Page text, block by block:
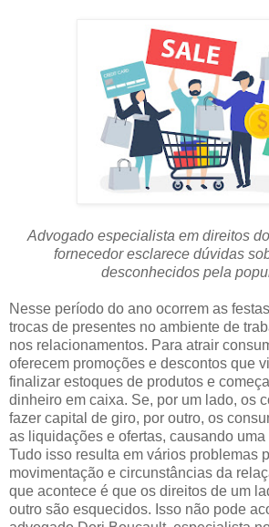
Advogado especialista em direitos
fornecedor esclarece dúvidas
desconhecidos pela
Nesse período do ano ocorrem as
trocas de presentes no ambiente de
nos relacionamentos. Para atrair
oferecem promoções e descontos que
finalizar estoques de produtos e
dinheiro em caixa. Se, por um lado, os
fazer capital de giro, por outro, os
as liquidações e ofertas, causando
Tudo isso resulta em vários problemas
movimentação e circunstâncias da
que acontece é que os direitos de um
outro são esquecidos. Isso não pode